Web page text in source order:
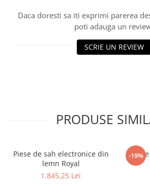
Seturi Sah
Ceasuri De Sah Digitale
Step 6
Tabla De Demonstratie
Daca doresti sa iti exprimi parerea
poti adauga un
SCRIE UN REVIEW
PRODUSE
Piese de sah electronice din
lemn Royal
1.845,25 Lei
-19%